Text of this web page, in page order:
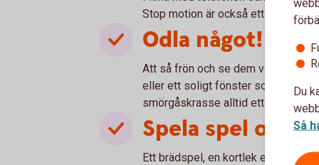
Stop motion är också ett kul och
Odla något!
Att så frön och se dem växa är kul
eller ett soligt fönster som passar
smörgåskrasse alltid ett säkert
Spela spel och
Ett brädspel, en kortlek eller ett
Du
Så